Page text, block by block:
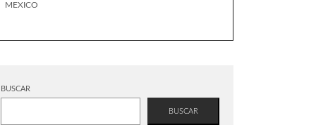
MEXICO
BUSCAR
BUSCAR